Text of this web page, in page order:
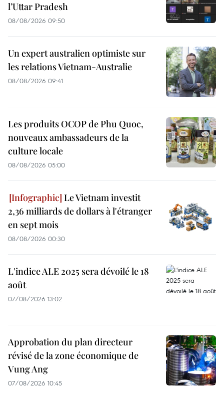
l’Uttar Pradesh
08/08/2026 09:50
Un expert australien optimiste sur
les relations Vietnam-Australie
08/08/2026 09:41
Les produits OCOP de Phu Quoc,
nouveaux ambassadeurs de la
culture locale
08/08/2026 05:00
Le Vietnam investit
2,36 milliards de dollars à l'étranger
en sept mois
08/08/2026 00:30
L'indice ALE 2025 sera dévoilé le 18
août
07/08/2026 13:02
Approbation du plan directeur
révisé de la zone économique de
Vung Ang
07/08/2026 10:45